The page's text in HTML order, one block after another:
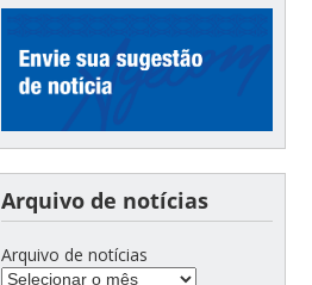
Arquivo de notícias
Arquivo de notícias